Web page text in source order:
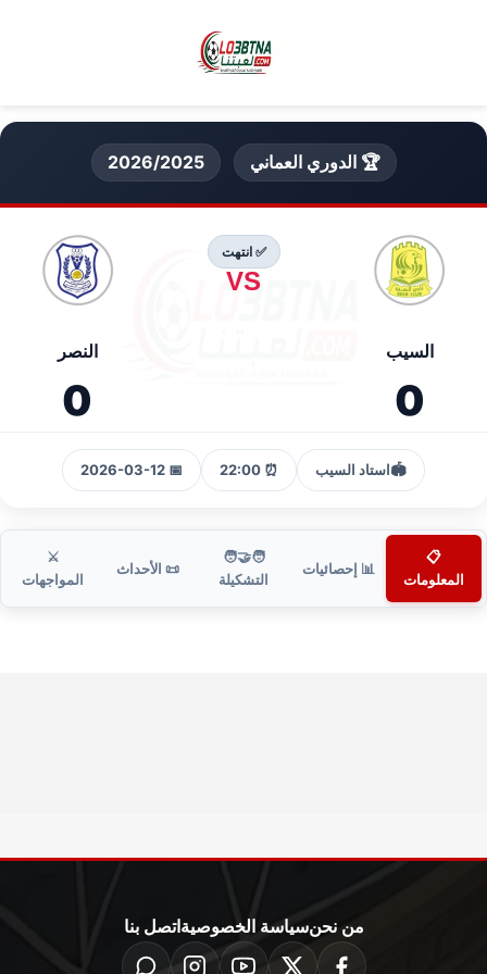
🏆 الدوري العماني 2026/2025
السيب
0
✅ انتهت
VS
النصر
0
🏟️استاد السيب ⏰ 22:00
📅 2026-03-12
📋
المعلومات
📊 إحصائيات
🧑‍🤝‍🧑
التشكيلة
📜 الأحداث
⚔️
المواجهات
من نحنسياسة الخصوصية اتصل بنا